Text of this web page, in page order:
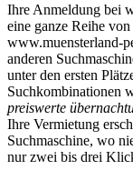
Ihre Anmeldung bei
eine ganze Reihe
www.muensterland-
anderen
unter den ersten
Suchkombinationen
preiswerte
Ihre Vermietung
Suchmaschine, wo
nur zwei bis drei